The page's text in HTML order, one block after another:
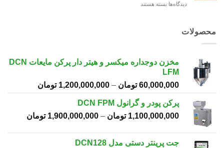
جامع
چیستدیدگاه‌هابرای
TIJ
و
راهنمای
انتخاب
بهترین
بسته هستند
محصولات
مخزن دوجداره میکسر و هیتر دار پرکن مایعات DCN
LFM
60,000,000 تومان –
1,200,000,000 تومانمحدوده
تا
پرکن پودر و گرانول DCN FPM
1,100,000,000 تومان –
1,900,000,000 تومانمحدوده
جت پرینتر دستی مدل DCN128